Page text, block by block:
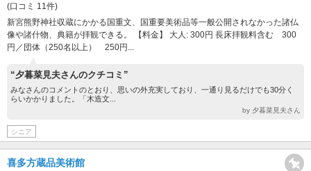
(口コミ 11件)
新宮熊野神社収蔵にかかる国重文、国重要美術品等一般公開されなかった諸仏
像や諸什物、典籍が拝観できる。 【料金】 大人: 300円 長床拝観料含む 300
円／団体（250名以上） 250円...
“夕暮菜見夫さんのクチコミ”
みなさんのコメントのとおり、思いの外充実しており、一通り見るだけでも30分く
らいかかりました。「木造文...
by 夕暮菜見夫さん
シニア
喜多方蔵品美術館